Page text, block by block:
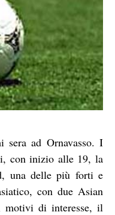
sera ad Ornavasso. I
con inizio alle 19, la
una delle più forti e
con due Asian
motivi di interesse, il